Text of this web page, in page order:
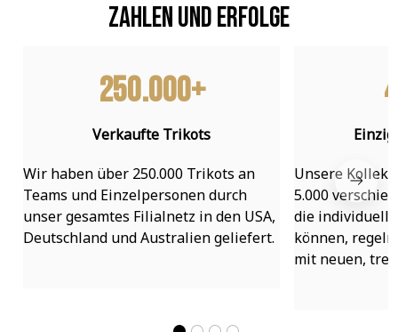
Zahlen und Erfolge
250.000+
Verkaufte Trikots
Wir haben über 250.000 Trikots an
Teams und Einzelpersonen durch
unser gesamtes Filialnetz in den USA,
Deutschland und Australien geliefert.
Unsere
5.000
die individuell
können,
mit neuen,